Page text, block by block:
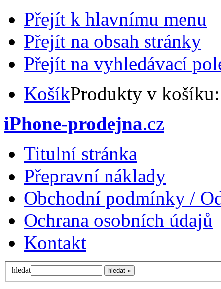
Přejít k hlavnímu menu
Přejít na obsah stránky
Přejít na vyhledávací
KošíkProdukty v
iPhone-prodejna.cz
Titulní stránka
Přepravní náklady
Obchodní podmínky /
Ochrana osobních údajů
Kontakt
hledat